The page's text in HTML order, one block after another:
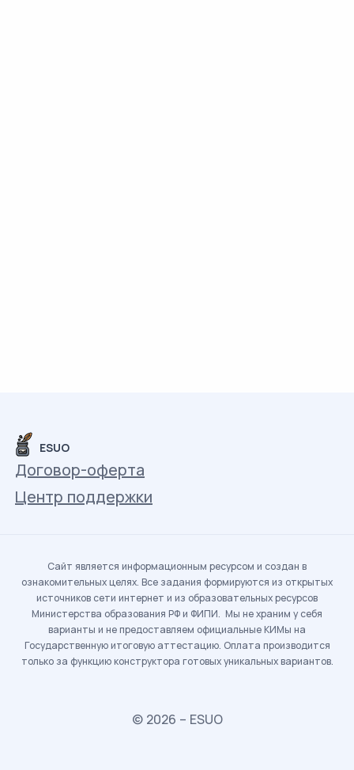
ESUO
Договор-оферта
Центр поддержки
Сайт является информационным ресурсом и создан в
ознакомительных целях. Все задания формируются из открытых
источников сети интернет и из образовательных ресурсов
Министерства образования РФ и ФИПИ. Мы не храним у себя
варианты и не предоставляем официальные КИМы на
Государственную итоговую аттестацию. Оплата производится
только за функцию конструктора готовых уникальных вариантов.
© 2026 – ESUO